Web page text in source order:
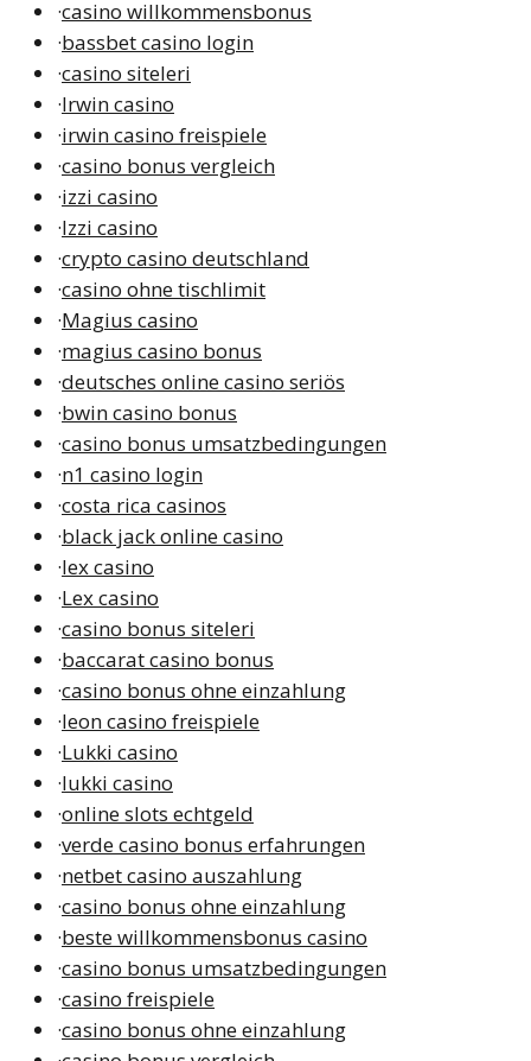
·casino willkommensbonus
·bassbet casino login
·casino siteleri
·Irwin casino
·irwin casino freispiele
·casino bonus vergleich
·izzi casino
·Izzi casino
·crypto casino deutschland
·casino ohne tischlimit
·Magius casino
·magius casino bonus
·deutsches online casino seriös
·bwin casino bonus
·casino bonus umsatzbedingungen
·n1 casino login
·costa rica casinos
·black jack online casino
·lex casino
·Lex casino
·casino bonus siteleri
·baccarat casino bonus
·casino bonus ohne einzahlung
·leon casino freispiele
·Lukki casino
·lukki casino
·online slots echtgeld
·verde casino bonus erfahrungen
·netbet casino auszahlung
·casino bonus ohne einzahlung
·beste willkommensbonus casino
·casino bonus umsatzbedingungen
·casino freispiele
·casino bonus ohne einzahlung